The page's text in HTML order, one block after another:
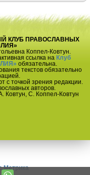
КЛУБ ПРАВОСЛАВНЫХ
Коппел-Ковтун.
ссылка на Клуб
обязательна.
текстов обязательно
с точкой зрения редакции.
авторов.
Ковтун, С. Коппел-Ковтун